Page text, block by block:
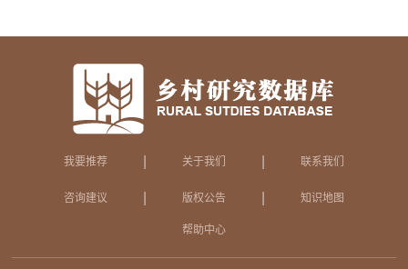
我要推荐 关于我们 联系我们
咨询建议 版权公告 知识地图
帮助中心